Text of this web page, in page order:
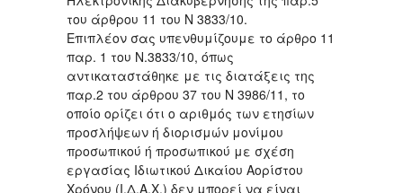
του άρθρου 11 του Ν 3833/10.
Επιπλέον σας υπενθυμίζουμε το άρθρο 11
παρ. 1 του Ν.3833/10, όπως
αντικαταστάθηκε με τις διατάξεις της
παρ.2 του άρθρου 37 του Ν 3986/11, το
οποίο ορίζει ότι ο αριθμός των ετησίων
προσλήψεων ή διορισμών μονίμου
προσωπικού ή προσωπικού με σχέση
εργασίας Ιδιωτικού Δικαίου Αορίστου
Χρόνου (Ι.Δ.Α.Χ.) δεν μπορεί να είναι